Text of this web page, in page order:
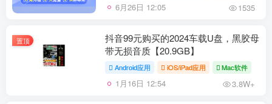
6月26日 12:05 1535
置顶
抖音99元购买的2024车载U盘，黑胶母
带无损音质【20.9GB】
Android应用 iOS/iPad应用 Mac软件
1月16日 12:54 3.8W+